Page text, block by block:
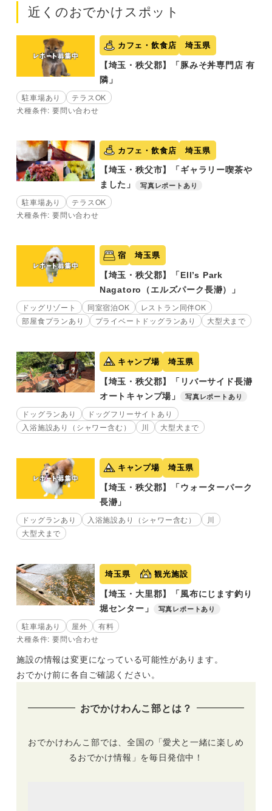
近くのおでかけスポット
カフェ・飲食店 埼玉県
【埼玉・秩父郡】「豚みそ丼専門店 有
隣」
駐車場あり
テラスOK
犬種条件: 要問い合わせ
カフェ・飲食店 埼玉県
【埼玉・秩父市】「ギャラリー喫茶や
ました」
写真レポートあり
駐車場あり
テラスOK
犬種条件: 要問い合わせ
宿 埼玉県
【埼玉・秩父郡】「Ell’s Park
Nagatoro（エルズパーク長瀞）」
ドッグリゾート 同室宿泊OK
レストラン同伴OK
部屋食プランあり
プライベートドッグランあり 大型犬まで
キャンプ場 埼玉県
【埼玉・秩父郡】「リバーサイド長瀞
オートキャンプ場」
写真レポートあり
ドッグランあり
ドッグフリーサイトあり
入浴施設あり（シャワー含む）
川 大型犬まで
キャンプ場 埼玉県
【埼玉・秩父郡】「ウォーターパーク
長瀞」
ドッグランあり 入浴施設あり（シャワー含む）
川
大型犬まで
埼玉県 観光施設
【埼玉・大里郡】「風布にじます釣り
堀センター」
写真レポートあり
駐車場あり 屋外
有料
犬種条件: 要問い合わせ
施設の情報は変更になっている可能性があります。
おでかけ前に各自ご確認ください。
おでかけわんこ部とは？
おでかけわんこ部では、全国の「愛犬と一緒に楽しめ
るおでかけ情報」を毎日発信中！